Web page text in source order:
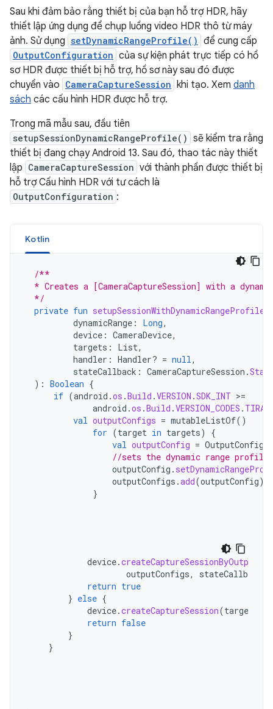
Sau khi đảm bảo rằng thiết bị của bạn hỗ trợ HDR, hãy
thiết lập ứng dụng để chụp luồng video HDR thô từ máy
ảnh. Sử dụng setDynamicRangeProfile() để cung cấp
OutputConfiguration của sự kiện phát trực tiếp có hồ
sơ HDR được thiết bị hỗ trợ, hồ sơ này sau đó được
chuyển vào CameraCaptureSession khi tạo. Xem danh
sách các cấu hình HDR được hỗ trợ.
Trong mã mẫu sau, đầu tiên
setupSessionDynamicRangeProfile() sẽ kiểm tra rằng
thiết bị đang chạy Android 13. Sau đó, thao tác này thiết
lập CameraCaptureSession với thành phần được thiết bị
hỗ trợ Cấu hình HDR với tư cách là
OutputConfiguration :
Kotlin
/**
* Creates a [CameraCaptureSession] with a
  */
private fun setupSessionWithDynamicRangeProfile
dynamicRange : Long,
device : CameraDevice,
targets : List,
handler : Handler? = null,
stateCallback : CameraCaptureSession .
): Boolean {
if (android .os .Build .VERSION .SDK_INT >=
android .os .Build .VERSION_CODES .
val outputConfigs = mutableListOf()
for (target in targets)
{
val outputConfig =
//sets the dynamic range profile,
outputConfig .
outputConfigs .add(outputConfig)
}
device.
outputConfigs, stateCallback
return true
} else {
device.createCaptureSession(targets
return false
}
}